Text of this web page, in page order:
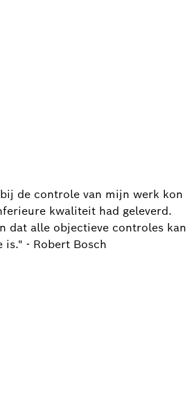
de controle van mijn werk kon
kwaliteit had geleverd.
dat alle objectieve controles kan
is." - Robert Bosch